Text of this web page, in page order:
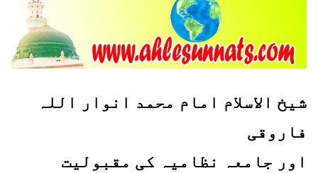
شیخ الاسلام امام محمد انوار اللہ
فاروقی
اور جامعہ نظامیہ کی مقبولیت